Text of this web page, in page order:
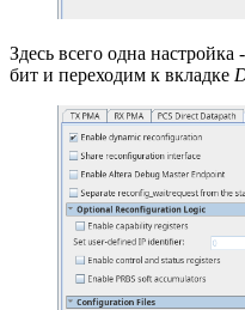
Здесь всего одна
бит и переходим к вкладке